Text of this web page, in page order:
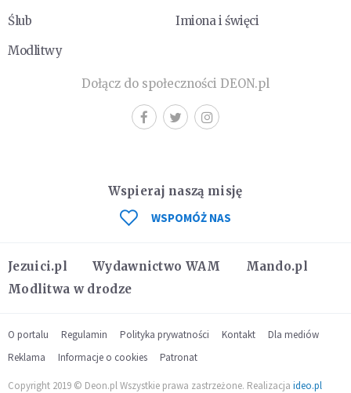
Ślub
Imiona i święci
Modlitwy
Dołącz do społeczności DEON.pl
Jezuici.pl Wydawnictwo WAM
Mando.pl
Modlitwa w drodze
Wspieraj naszą misję
WSPOMÓŻ NAS
O portalu Regulamin Polityka prywatności Kontakt
Dla mediów
Reklama
Informacje o cookies Patronat
Copyright 2019 © Deon.pl Wszystkie prawa zastrzeżone. Realizacja ideo.pl